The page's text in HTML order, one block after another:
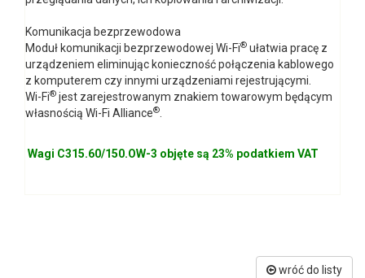
Komunikacja bezprzewodowa
Moduł komunikacji bezprzewodowej Wi-Fi® ułatwia pracę z
urządzeniem eliminując konieczność połączenia kablowego
z komputerem czy innymi urządzeniami rejestrującymi.
Wi-Fi® jest zarejestrowanym znakiem towarowym będącym
własnością Wi-Fi Alliance®
Wagi C315.60/150.OW-3 objęte są 23% podatkiem VAT
wróć do listy